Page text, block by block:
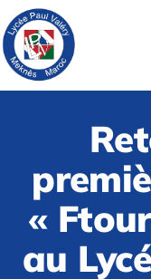
«
au